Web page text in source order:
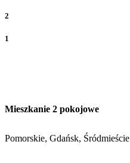
2
1
Mieszkanie 2 pokojowe
Pomorskie, Gdańsk, Śródmieście